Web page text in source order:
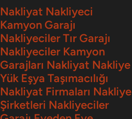
İçeriğe
geç
Nakliyat Nakliyeci
Kamyon Garajı
Nakliyeciler Tır Garajı
Nakliyeciler Kamyon
Garajları Nakliyat Nakliye
Yük Eşya Taşımacılığı
Nakliyat Firmaları Nakliye
Şirketleri Nakliyeciler